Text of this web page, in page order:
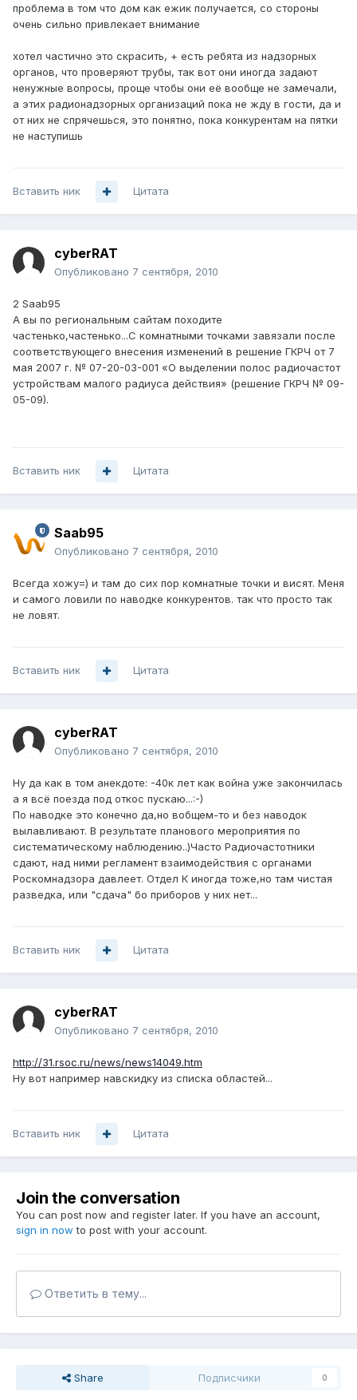
проблема в том что дом как ежик получается, со стороны
очень сильно привлекает внимание
хотел частично это скрасить, + есть ребята из надзорных
органов, что проверяют трубы, так вот они иногда задают
ненужные вопросы, проще чтобы они её вообще не замечали,
а этих радионадзорных организаций пока не жду в гости, да и
от них не спрячешься, это понятно, пока конкурентам на пятки
не наступишь
Вставить ник Цитата
cyberRAT
Опубликовано 7 сентября, 2010
2 Saab95
А вы по региональным сайтам походите
частенько,частенько...С комнатными точками завязали после
соответствующего внесения изменений в решение ГКРЧ от 7
мая 2007 г. № 07-20-03-001 «О выделении полос радиочастот
устройствам малого радиуса действия» (решение ГКРЧ № 09-
05-09).
Вставить ник Цитата
Saab95
Опубликовано 7 сентября, 2010
Всегда хожу=) и там до сих пор комнатные точки и висят. Меня
и самого ловили по наводке конкурентов. так что просто так
не ловят.
Вставить ник Цитата
cyberRAT
Опубликовано 7 сентября, 2010
Ну да как в том анекдоте: -40к лет как война уже закончилась
а я всё поезда под откос пускаю...:-)
По наводке это конечно да,но вобщем-то и без наводок
вылавливают. В результате планового мероприятия по
систематическому наблюдению..)Часто Радиочастотники
сдают, над ними регламент взаимодействия с органами
Роскомнадзора давлеет. Отдел К иногда тоже,но там чистая
разведка, или "сдача" бо приборов у них нет...
Вставить ник Цитата
cyberRAT
Опубликовано 7 сентября, 2010
http://31.rsoc.ru/news/news14049.htm
Ну вот например навскидку из списка областей...
Вставить ник Цитата
Join the conversation
You can post now and register later. If you have an account,
sign in now to post with your account.
Ответить в тему...
Share Подписчики 0